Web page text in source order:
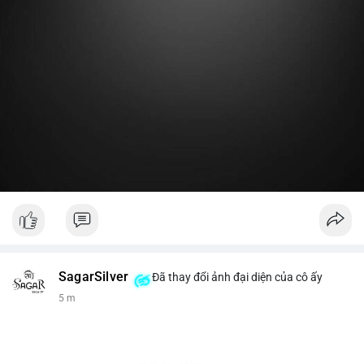
SagarSilver Đã thay đổi ảnh đại diện của cô ấy
5 m